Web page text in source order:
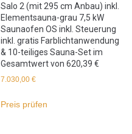
Salo 2 (mit 295 cm Anbau) inkl.
Elementsauna-grau 7,5 kW
Saunaofen OS inkl. Steuerung
inkl. gratis Farblichtanwendung
& 10-teiliges Sauna-Set im
Gesamtwert von 620,39 €
7.030,00€
Preis prüfen